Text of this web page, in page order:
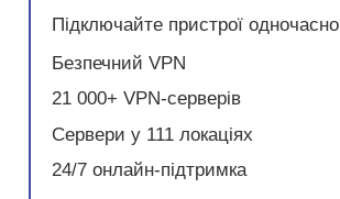
Підключайте пристрої одночасно
Безпечний VPN
21 000+ VPN-серверів
Сервери у 111 локаціях
24/7 онлайн-підтримка